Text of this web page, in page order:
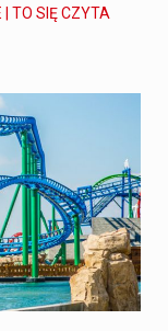
| TO SIĘ CZYTA